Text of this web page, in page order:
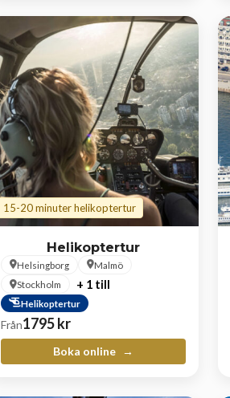
15-20 minuter helikoptertur
Helikoptertur
Helsingborg
Malmö
Stockholm
+ 1 till
Helikoptertur
Från1795kr
Boka online